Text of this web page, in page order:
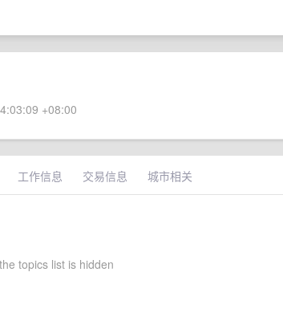
+08:00
工作信息 交易信息 城市相关
topics list is hidden